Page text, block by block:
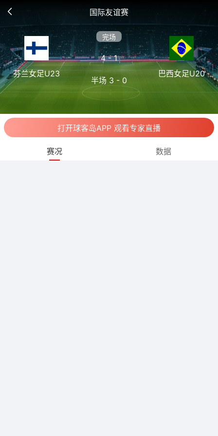
国际友谊赛
芬兰女足U23
完场
4 - 1
半场 3 - 0
巴西女足U20
打开球客岛APP 观看专家直播
赛况 数据